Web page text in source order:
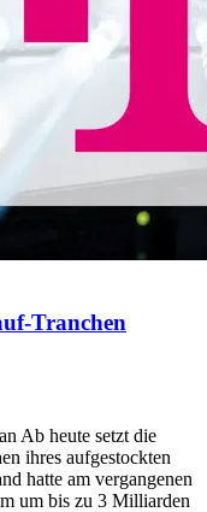
Tranchen
Ab heute setzt die
ihres aufgestockten
hatte am vergangenen
um bis zu 3 Milliarden